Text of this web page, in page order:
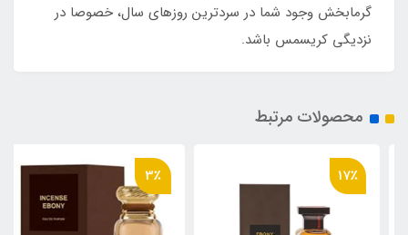
گرمابخش وجود شما در سردترین روزهای سال، خصوصا در
نزدیگی کریسمس باشد.
محصولات مرتبط
17٪ 3٪